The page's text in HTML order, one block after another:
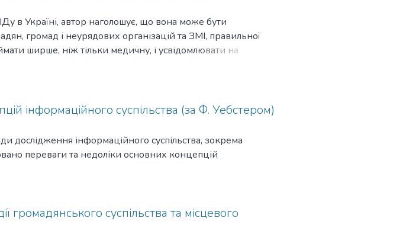
в Україні, автор наголошує, що вона може бути
громад і неурядових організацій та ЗМІ, правильної
ширше, ніж тільки медичну, і усвідомлювати на
інформаційного суспільства (за Ф. Уебстером)
дослідження інформаційного суспільства, зокрема
переваги та недоліки основних концепцій
громадянського суспільства та місцевого